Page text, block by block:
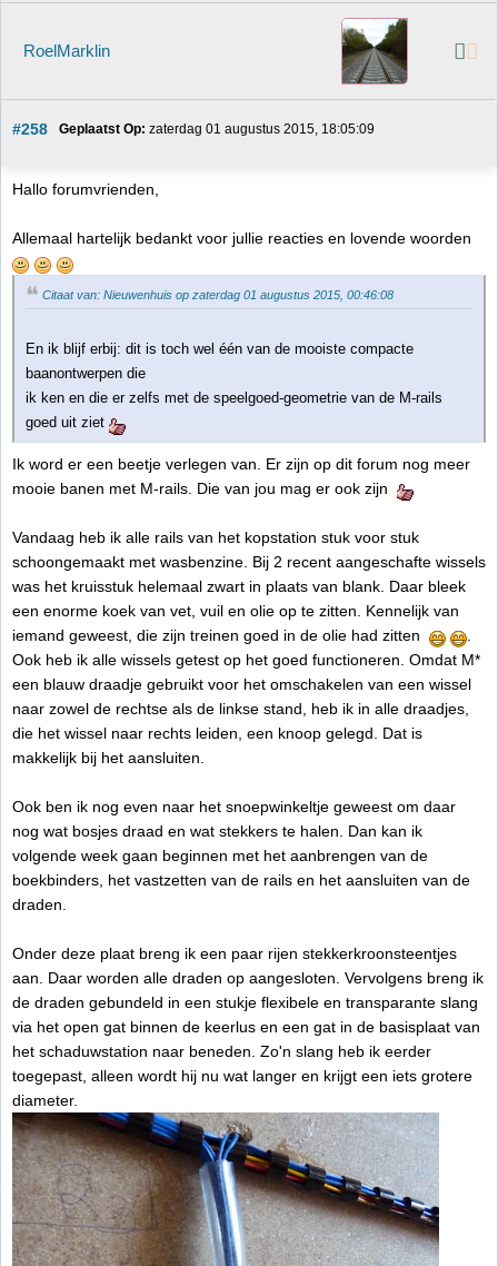
RoelMarklin
#258 Geplaatst Op: zaterdag 01 augustus 2015, 18:05:09
Hallo forumvrienden,
Allemaal hartelijk bedankt voor jullie reacties en lovende woorden
Citaat van: Nieuwenhuis op zaterdag 01 augustus 2015, 00:46:08
En ik blijf erbij: dit is toch wel één van de mooiste compacte
baanontwerpen die
ik ken en die er zelfs met de speelgoed-geometrie van de M-rails
goed uit ziet
Ik word er een beetje verlegen van. Er zijn op dit forum nog meer
mooie banen met M-rails. Die van jou mag er ook zijn
Vandaag heb ik alle rails van het kopstation stuk voor stuk
schoongemaakt met wasbenzine. Bij 2 recent aangeschafte wissels
was het kruisstuk helemaal zwart in plaats van blank. Daar bleek
een enorme koek van vet, vuil en olie op te zitten. Kennelijk van
iemand geweest, die zijn treinen goed in de olie had zitten
Ook heb ik alle wissels getest op het goed functioneren. Omdat M*
een blauw draadje gebruikt voor het omschakelen van een wissel
naar zowel de rechtse als de linkse stand, heb ik in alle draadjes,
die het wissel naar rechts leiden, een knoop gelegd. Dat is
makkelijk bij het aansluiten.
Ook ben ik nog even naar het snoepwinkeltje geweest om daar
nog wat bosjes draad en wat stekkers te halen. Dan kan ik
volgende week gaan beginnen met het aanbrengen van de
boekbinders, het vastzetten van de rails en het aansluiten van de
draden.
Onder deze plaat breng ik een paar rijen stekkerkroonsteentjes
aan. Daar worden alle draden op aangesloten. Vervolgens breng ik
de draden gebundeld in een stukje flexibele en transparante slang
via het open gat binnen de keerlus en een gat in de basisplaat van
het schaduwstation naar beneden. Zo'n slang heb ik eerder
toegepast, alleen wordt hij nu wat langer en krijgt een iets grotere
diameter.